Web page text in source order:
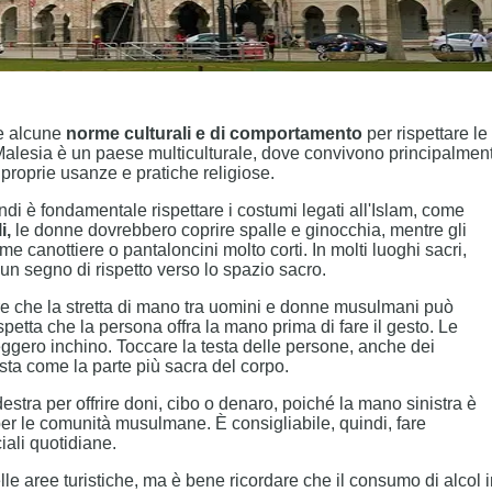
alcune norme culturali e di comportamento per rispettare le
è un paese multiculturale, dove convivono
usanze e pratiche religiose.
è fondamentale rispettare i costumi legati all'Islam, come
le donne dovrebbero coprire spalle e ginocchia, mentre gli
canottiere o pantaloncini molto corti. In molti luoghi sacri,
segno di rispetto verso lo spazio sacro.
la stretta di mano tra uomini e donne musulmani può
che la persona offra la mano prima di fare il gesto. Le
inchino. Toccare la testa delle persone, anche dei
come la parte più sacra del corpo.
per offrire doni, cibo o denaro, poiché la mano sinistra è
le comunità musulmane. È consigliabile, quindi, fare
quotidiane.
aree turistiche, ma è bene ricordare che il consumo di alcol